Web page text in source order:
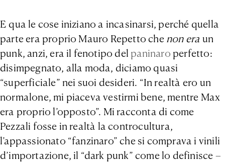
E qua le cose iniziano a incasinarsi, perché quella
parte era proprio Mauro Repetto che non era un
punk, anzi, era il fenotipo del paninaro perfetto:
disimpegnato, alla moda, diciamo quasi
“superficiale” nei suoi desideri. “In realtà ero un
normalone, mi piaceva vestirmi bene, mentre Max
era proprio l’opposto”. Mi racconta di come
Pezzali fosse in realtà la controcultura,
l’appassionato “fanzinaro” che si comprava i vinili
d’importazione, il “dark punk” come lo definisce –